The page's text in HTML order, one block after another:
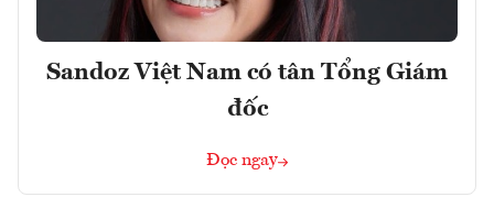
Sandoz Việt Nam có tân Tổng Giám
đốc
Đọc ngay